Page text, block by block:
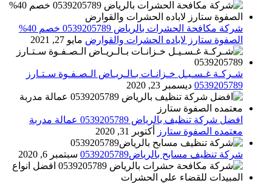
شركة مكافحة الحشرات بالرياض 0539205789 خصم 40%
الصفوة ستارز لاباده الحشرات والقوارض مايو 27, 2021
شـركـة غـسـيـل خـزانـات بـالـريـاض الـصـفـوة سـتـارز
0539205789 ديسمبر 23, 2020
افضل شركة تنظيف بالرياض 0539205789 عمالة مدربة
معتمده الصفوة ستارز
أكتوبر 31, 2020
شركة تنظيف مسابح بالرياض0539205789 سبتمبر 6, 2020